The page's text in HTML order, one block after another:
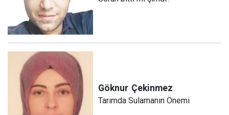
Göknur Çekinmez
Tarımda Sulamanın Önemi